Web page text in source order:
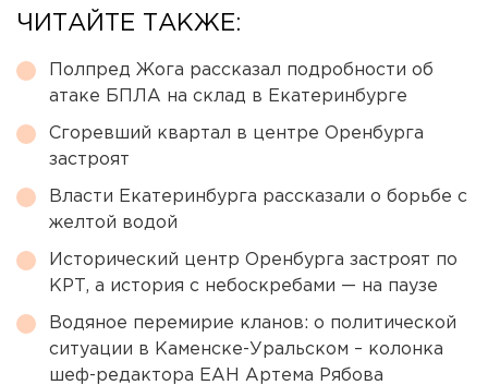
ЧИТАЙТЕ ТАКЖЕ:
Полпред Жога рассказал подробности об
атаке БПЛА на склад в Екатеринбурге
Сгоревший квартал в центре Оренбурга
застроят
Власти Екатеринбурга рассказали о борьбе с
желтой водой
Исторический центр Оренбурга застроят по
КРТ, а история с небоскребами — на паузе
Водяное перемирие кланов: о политической
ситуации в Каменске-Уральском – колонка
шеф-редактора ЕАН Артема Рябова